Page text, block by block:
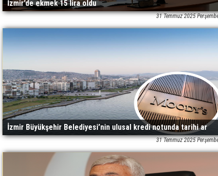
İzmir’de ekmek 15 lira oldu
31 Temmuz 2025
İzmir Büyükşehir Belediyesi’nin ulusal kredi notunda tarihi ar
31 Temmuz 2025